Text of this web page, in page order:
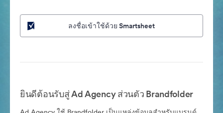
ลงชื่อเข้าใช้ด้วย Smartsheet
ยินดีต้อนรับสู่ Ad Agency ส่วนตัว Brandfolder